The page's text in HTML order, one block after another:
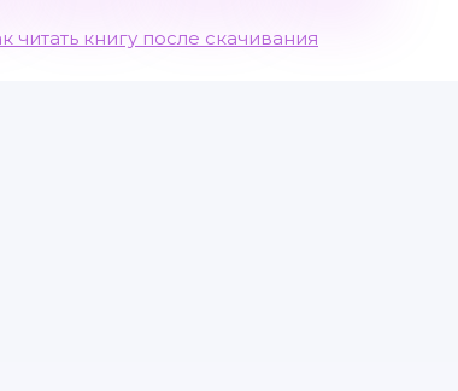
читать книгу после скачивания